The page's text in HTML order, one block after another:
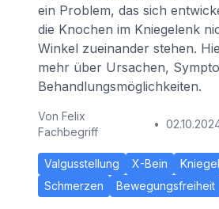
ein Problem, das sich
die Knochen im Kniegelenk
Winkel zueinander stehen.
mehr über Ursachen,
Behandlungsmöglichkeiten.
Von Felix
Fachbegriff
•
Valgusstellung X-Bein
Schmerzen
Bewegungsfreiheit